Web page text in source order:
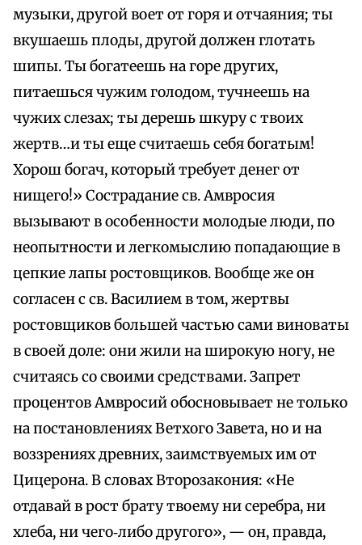
музыки, другой воет от горя и отчаяния; ты
вкушаешь плоды, другой должен глотать
шипы. Ты богатеешь на горе других,
питаешься чужим голодом, тучнеешь на
чужих слезах; ты дерешь шкуру с твоих
жертв…и ты еще считаешь себя богатым!
Хорош богач, который требует денег от
нищего!» Сострадание св. Амвросия
вызывают в особенности молодые люди, по
неопытности и легкомыслию попадающие в
цепкие лапы ростовщиков. Вообще же он
согласен с св. Василием в том, жертвы
ростовщиков большей частью сами виноваты
в своей доле: они жили на широкую ногу, не
считаясь со своими средствами. Запрет
процентов Амвросий обосновывает не только
на постановлениях Ветхого Завета, но и на
воззрениях древних, заимствуемых им от
Цицерона. В словах Второзакония: «Не
отдавай в рост брату твоему ни серебра, ни
хлеба, ни чего‑либо другого», — он, правда,